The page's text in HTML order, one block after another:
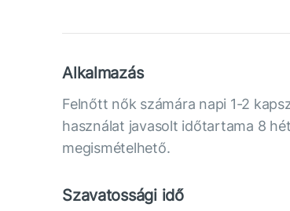
Alkalmazás
Felnőtt nők számára napi 1-2
használat javasolt időtartama 8
megismételhető.
Szavatossági idő